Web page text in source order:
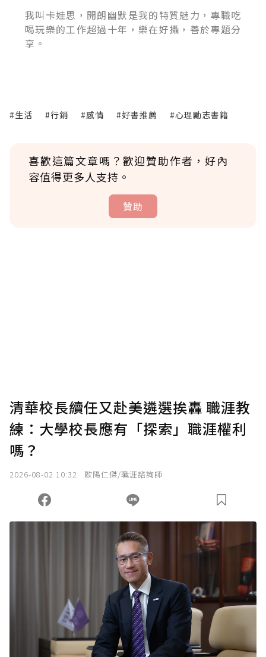
我叫卡娃思，開朗幽默是我的特質魅力，專職吃
喝玩樂的工作超過十年，樂在好攝，善於專題分
享。
#生活 #行銷 #感情 #好書推薦 #心理勵志書籍
喜歡這篇文章嗎？歡迎贊助作者，好內
容值得更多人支持。
贊助
確認送出
您當前剩餘 U 利點數：0點；前往 購買點數
清華校長續任又赴美遴選挨轟 職涯教
練：大學校長應有「探索」職涯權利
嗎？
2026-08-02 10:32 歐陽仁傑/職涯諮詢師